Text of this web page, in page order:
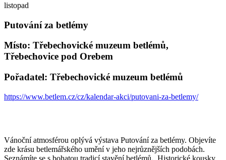
listopad
Putování za betlémy
Místo: Třebechovické muzeum betlémů,
Třebechovice pod Orebem
Pořadatel: Třebechovické muzeum betlémů
https://www.betlem.cz/cz/kalendar-akci/putovani-za-betlemy/
Vánoční atmosférou oplývá výstava Putování za betlémy. Objevíte
zde krásu betlemářského umění v jeho nejrůznějších podobách.
Seznámíte se s bohatou tradicí stavění betlémů. Historické kousky